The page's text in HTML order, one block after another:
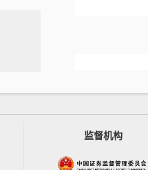
监督机构